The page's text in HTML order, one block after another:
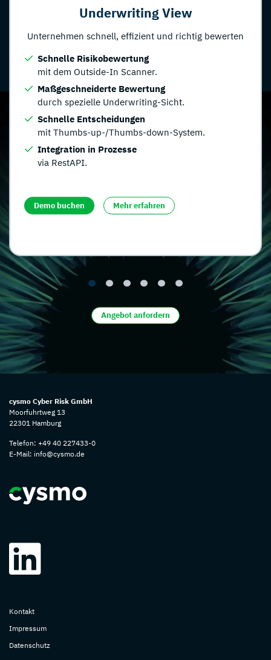
Underwriting View
Unternehmen schnell, effizient und richtig bewerten
Schnelle Risikobewertung
mit dem Outside-In Scanner.
Maßgeschneiderte Bewertung
durch spezielle Underwriting-Sicht.
Schnelle Entscheidungen
mit Thumbs-up-/Thumbs-down-System.
Integration in Prozesse
via RestAPI.
Demo buchen Mehr erfahren
Angebot anfordern
cysmo Cyber Risk GmbH
Moorfuhrtweg 13
22301 Hamburg
Telefon: +49 40 227433-0
E-Mail: info@cysmo.de
Kontakt
Impressum
Datenschutz